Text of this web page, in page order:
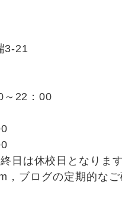
3-21
22：00
は休校日となります
ブログの定期的なご